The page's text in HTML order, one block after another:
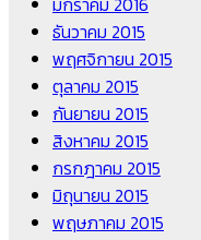
ธันวาคม 2015
พฤศจิกายน 2015
ตุลาคม 2015
กันยายน 2015
สิงหาคม 2015
กรกฎาคม 2015
มิถุนายน 2015
พฤษภาคม 2015